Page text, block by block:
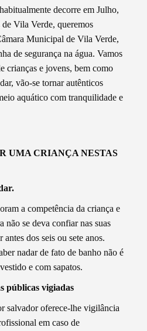
decorre em Julho,
Vila Verde, queremos
Municipal de Vila Verde,
de segurança na água. Vamos
crianças e jovens, bem como
vão-se tornar autênticos
aquático com tranquilidade e
UMA CRIANÇA NESTAS
a competência da criança e
não se deva confiar nas suas
antes dos seis ou sete anos.
nadar de fato de banho não é
e com sapatos.
públicas vigiadas
salvador oferece-lhe vigilância
em caso de